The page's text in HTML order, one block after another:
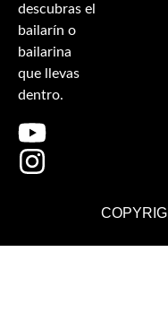
descubras el
bailarín o
bailarina
que llevas
dentro.